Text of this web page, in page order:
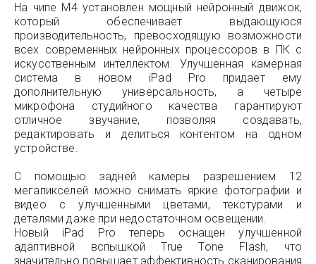
На чипе M4 установлен мощный нейронный движок,
который обеспечивает выдающуюся
производительность, превосходящую возможности
всех современных нейронных процессоров в ПК с
искусственным интеллектом. Улучшенная камерная
система в новом iPad Pro придает ему
дополнительную универсальность, а четыре
микрофона студийного качества гарантируют
отличное звучание, позволяя создавать,
редактировать и делиться контентом на одном
устройстве.
С помощью задней камеры разрешением 12
мегапикселей можно снимать яркие фотографии и
видео с улучшенными цветами, текстурами и
деталями даже при недостаточном освещении.
Новый iPad Pro теперь оснащен улучшенной
адаптивной вспышкой True Tone Flash, что
значительно повышает эффективность сканирования